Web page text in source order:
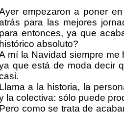
empezaron a poner
para las mejores
para entonces, ya que
histórico absoluto?
mí la Navidad siempre me
que está de moda decir
Llama a la historia, la
la colectiva: sólo puede
Pero como se trata de